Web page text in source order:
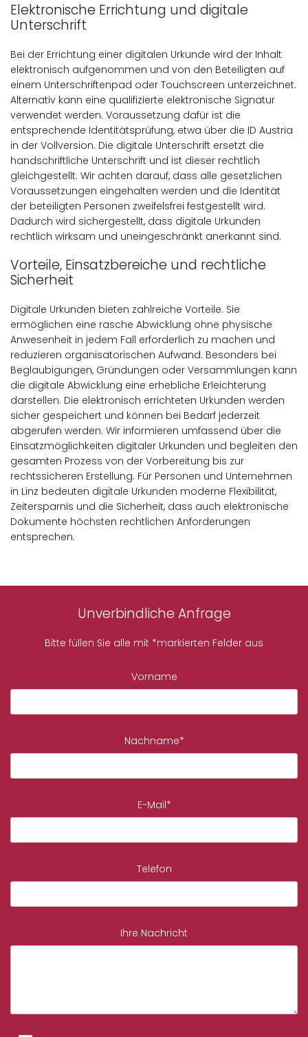
Elektronische Errichtung und digitale
Unterschrift
Bei der Errichtung einer digitalen Urkunde wird der Inhalt
elektronisch aufgenommen und von den Beteiligten auf
einem Unterschriftenpad oder Touchscreen unterzeichnet.
Alternativ kann eine qualifizierte elektronische Signatur
verwendet werden. Voraussetzung dafür ist die
entsprechende Identitätsprüfung, etwa über die ID Austria
in der Vollversion. Die digitale Unterschrift ersetzt die
handschriftliche Unterschrift und ist dieser rechtlich
gleichgestellt. Wir achten darauf, dass alle gesetzlichen
Voraussetzungen eingehalten werden und die Identität
der beteiligten Personen zweifelsfrei festgestellt wird.
Dadurch wird sichergestellt, dass digitale Urkunden
rechtlich wirksam und uneingeschränkt anerkannt sind.
Vorteile, Einsatzbereiche und rechtliche
Sicherheit
Digitale Urkunden bieten zahlreiche Vorteile. Sie
ermöglichen eine rasche Abwicklung ohne physische
Anwesenheit in jedem Fall erforderlich zu machen und
reduzieren organisatorischen Aufwand. Besonders bei
Beglaubigungen, Gründungen oder Versammlungen kann
die digitale Abwicklung eine erhebliche Erleichterung
darstellen. Die elektronisch errichteten Urkunden werden
sicher gespeichert und können bei Bedarf jederzeit
abgerufen werden. Wir informieren umfassend über die
Einsatzmöglichkeiten digitaler Urkunden und begleiten den
gesamten Prozess von der Vorbereitung bis zur
rechtssicheren Erstellung. Für Personen und Unternehmen
in Linz bedeuten digitale Urkunden moderne Flexibilität,
Zeitersparnis und die Sicherheit, dass auch elektronische
Dokumente höchsten rechtlichen Anforderungen
entsprechen.
Unverbindliche Anfrage
Bitte füllen Sie alle mit *markierten Felder aus
Vorname
Nachname*
E-Mail*
Telefon
Ihre Nachricht